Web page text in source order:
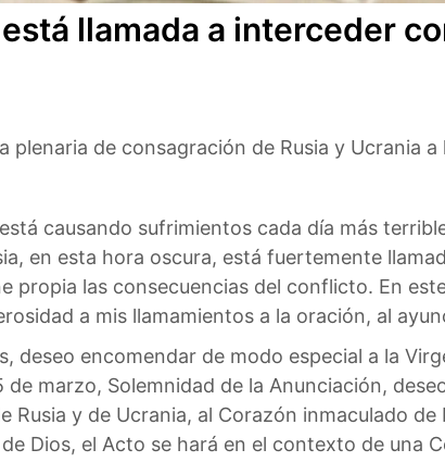
llamada a interceder
de consagración de Rusia y Ucrania a
causando sufrimientos cada día más
en esta hora oscura, está fuertemente
propia las consecuencias del conflicto. En
a mis llamamientos a la oración, al
deseo encomendar de modo especial a la
marzo, Solemnidad de la Anunciación,
y de Ucrania, al Corazón inmaculado de
Dios, el Acto se hará en el contexto de una